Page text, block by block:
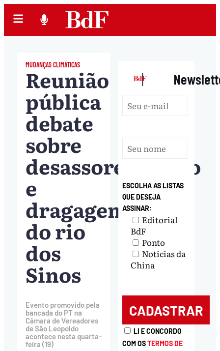
MUDANÇAS CLIMÁTICAS
Reunião
pública
debate
sobre
desassoreamento
e
dragagem
do rio
dos
Sinos
Evento promovido pela
bancada do PT na
Câmara de Vereadores
de São Leopoldo
acontece nesta quarta-
feira (19)
|
ESCOLHA AS LISTAS
QUE DESEJA
ASSINAR:
Editorial
BdF
Ponto
Notícias da
China
LI E CONCORDO
COM OSTERMOS DE